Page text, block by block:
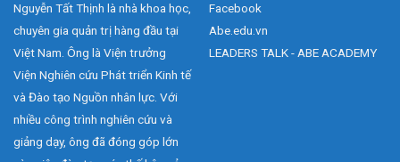
Nguyễn Tất Thịnh là nhà khoa học,
chuyên gia quản trị hàng đầu tại
Việt Nam. Ông là Viện trưởng
Viện Nghiên cứu Phát triển Kinh tế
và Đào tạo Nguồn nhân lực. Với
nhiều công trình nghiên cứu và
giảng dạy, ông đã đóng góp lớn
Facebook
Abe.edu.vn
LEADERS TALK - ABE ACADEMY